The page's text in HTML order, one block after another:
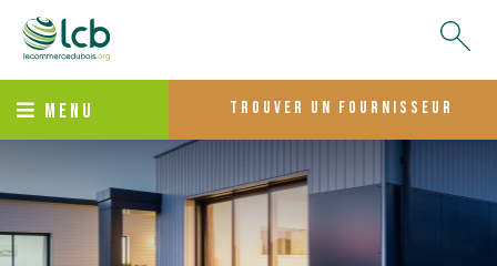
MENU trouver un fournisseur